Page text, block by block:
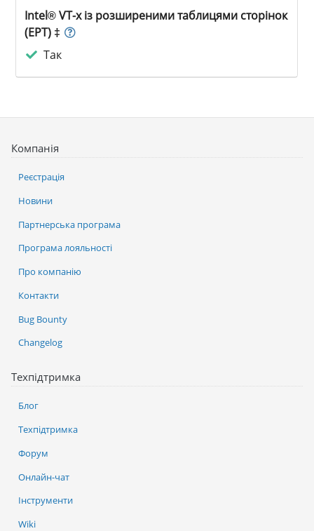
Intel® VT-x із розширеними таблицями сторінок
(EPT) ‡
Так
Компанія
Реєстрація
Новини
Партнерська програма
Програма лояльності
Про компанію
Контакти
Bug Bounty
Changelog
Техпідтримка
Блог
Техпідтримка
Форум
Онлайн-чат
Інструменти
Wiki